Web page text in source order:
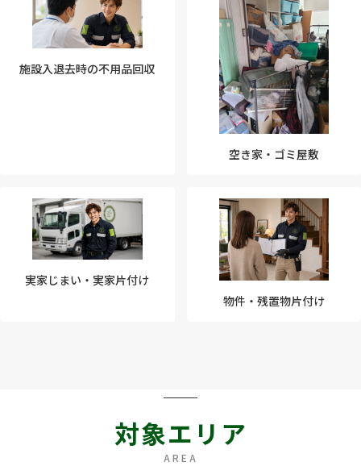
施設入退去時の不用品回収
空き家・ゴミ屋敷
実家じまい・実家片付け
物件・残置物片付け
対象エリア
AREA